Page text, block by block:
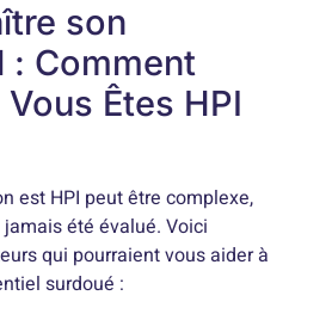
son
: Comment
Êtes HPI
est HPI peut être complexe,
jamais été évalué. Voici
qui pourraient vous aider à
surdoué :